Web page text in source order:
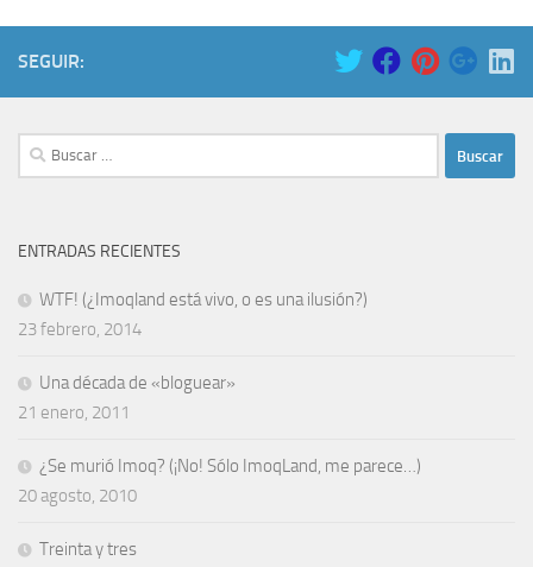
SEGUIR:
Buscar:
ENTRADAS RECIENTES
WTF! (¿Imoqland está vivo, o es una ilusión?)
23 febrero, 2014
Una década de «bloguear»
21 enero, 2011
¿Se murió Imoq? (¡No! Sólo ImoqLand, me parece…)
20 agosto, 2010
Treinta y tres